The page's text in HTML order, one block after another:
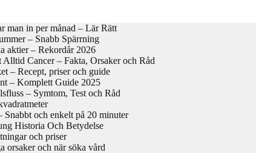
man in per månad – Lär Rätt
– Snabb Spärrning
aktier – Rekordår 2026
Cancer – Fakta, Orsaker och Råd
– Recept, priser och guide
– Komplett Guide 2025
– Symtom, Test och Råd
Snabbt och enkelt på 20 minuter
Historia Och Betydelse
och priser
orsaker och när söka vård